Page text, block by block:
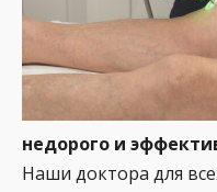
недорого и
Наши доктора для